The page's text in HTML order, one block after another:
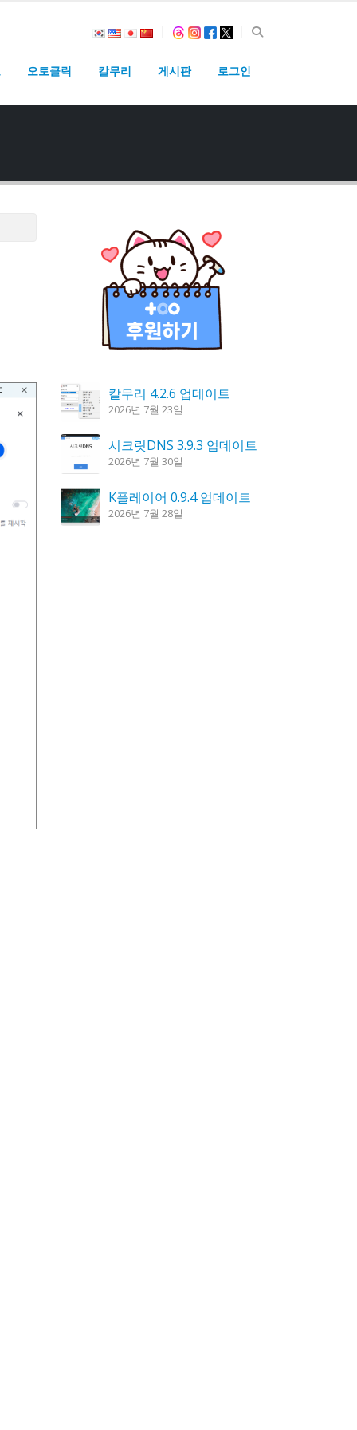
오토클릭 칼무리 게시판 로그인
칼무리 4.2.6 업데이트
2026년 7월 23일
시크릿DNS 3.9.3 업데이트
2026년 7월 30일
K플레이어 0.9.4 업데이트
2026년 7월 28일